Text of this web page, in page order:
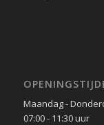
Maandag -
07:00 - 11:30 uur